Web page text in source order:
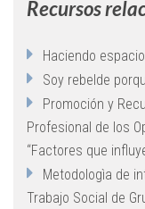
Recursos
Haciendo
Soy rebelde
Promoción y
Profesional de los
“Factores que
Metodologìa de
Trabajo Social de